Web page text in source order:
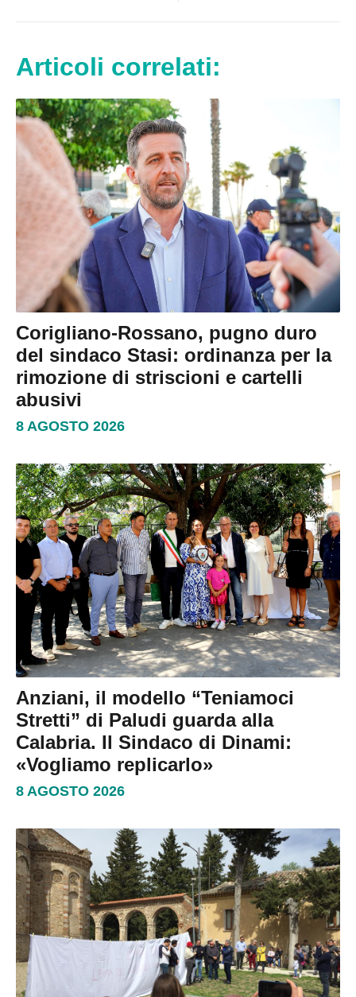
Articoli correlati:
Corigliano-Rossano, pugno duro
del sindaco Stasi: ordinanza per la
rimozione di striscioni e cartelli
abusivi
8 AGOSTO 2026
Anziani, il modello “Teniamoci
Stretti” di Paludi guarda alla
Calabria. Il Sindaco di Dinami:
«Vogliamo replicarlo»
8 AGOSTO 2026